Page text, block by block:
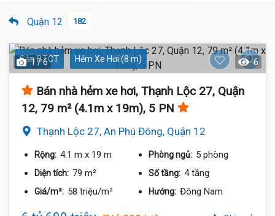
Quận 12 182
Sàn BTCT Hẻm Xe Hơi (8 m)
1 / 6 6
Bán nhà hẻm xe hơi, Thạnh Lộc 27, Quận
12, 79 m² (4.1m x 19m), 5 PN
Thạnh Lộc 27, An Phú Đông, Quận 12
Rộng: 4.1 m x 19 m Phòng ngủ: 5 phòng
Diện tích: 79 m² Số tầng: 4 tầng
Giá/m²: 58 triệu/m² Hướng: Đông Nam